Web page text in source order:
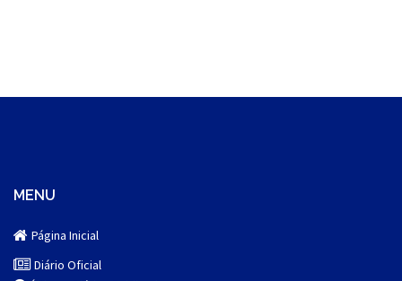
MENU
Página Inicial
Diário Oficial